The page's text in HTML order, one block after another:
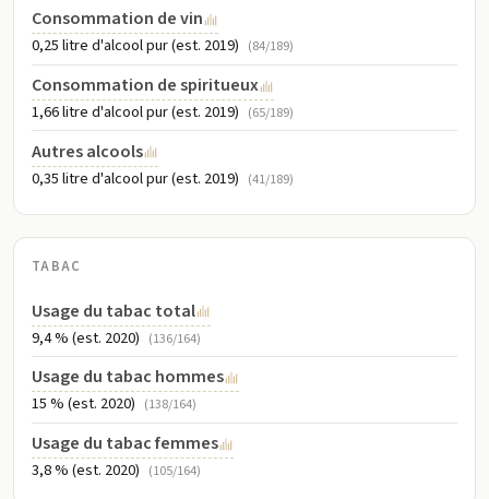
Consommation de vin
0,25 litre d'alcool pur (est. 2019) (84/189)
Consommation de spiritueux
1,66 litre d'alcool pur (est. 2019) (65/189)
Autres alcools
0,35 litre d'alcool pur (est. 2019) (41/189)
TABAC
Usage du tabac total
9,4 % (est. 2020) (136/164)
Usage du tabac hommes
15 % (est. 2020) (138/164)
Usage du tabac femmes
3,8 % (est. 2020) (105/164)